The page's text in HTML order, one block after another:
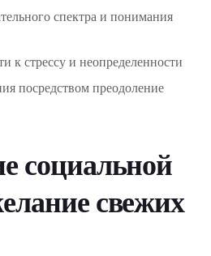
спектра и понимания
к стрессу и неопределенности
посредством преодоление
социальной
свежих